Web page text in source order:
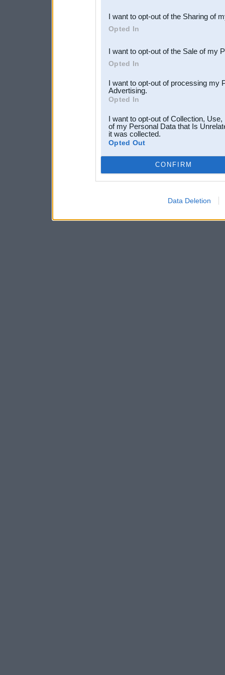
Downstream Participants
third parties.
I want to opt-out of the Sharing of
Opted In
I want to opt-out of the Sale of my
Opted In
I want to opt-out of processing my
Advertising.
Opted In
I want to opt-out of Collection,
of my Personal Data that Is
it was collected.
Opted Out
CONFIRM
Data Deletion